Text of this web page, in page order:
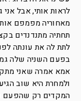
לראות אותי, אבל
מאחוריה מפמפם
תחתיה מתנדנדים
לתת לה את עונתה
בפעם השניה שלה
אמא אמרה שאני
ולמחרת היא שוב